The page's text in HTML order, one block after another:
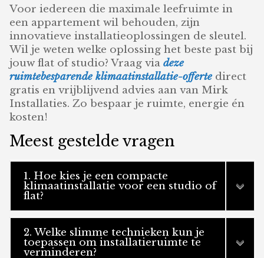
Voor iedereen die maximale leefruimte in
een appartement wil behouden, zijn
innovatieve installatieoplossingen de sleutel.
Wil je weten welke oplossing het beste past bij
jouw flat of studio? Vraag viadeze
ruimtebesparende klimaatinstallatie-offertedirect
gratis en vrijblijvend advies aan van Mirk
Installaties. Zo bespaar je ruimte, energie én
kosten!
Meest gestelde vragen
1. Hoe kies je een compacte
klimaatinstallatie voor een studio of
flat?
2. Welke slimme technieken kun je
toepassen om installatieruimte te
verminderen?